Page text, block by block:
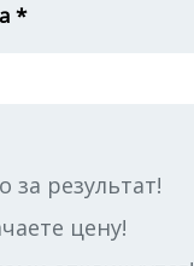
*
за результат!
цену!